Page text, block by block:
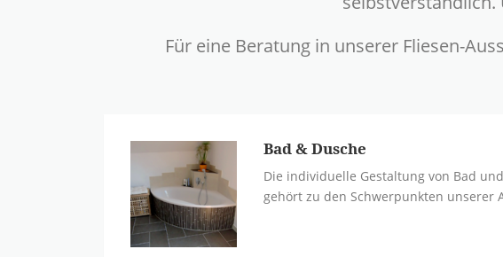
Für eine Beratung in unserer Fliesen-
Bad & Dusche
Die individuelle Gestaltung von Bad
gehört zu den Schwerpunkten unserer